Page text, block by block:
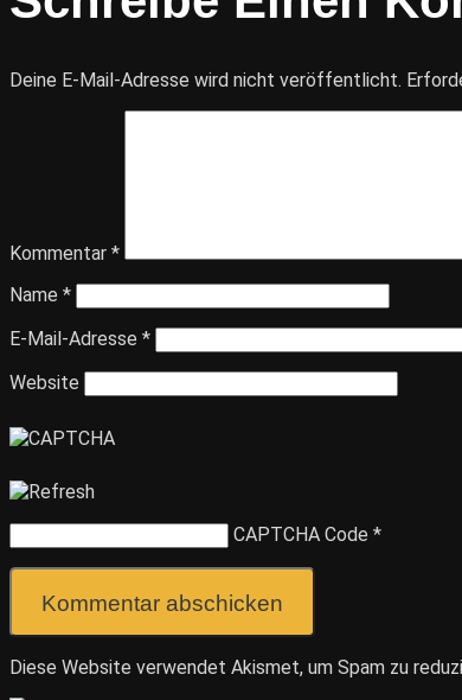
Deine E-Mail-Adresse wird nicht veröffentlicht.
Kommentar *
Name *
E-Mail-Adresse *
Website
CAPTCHA Code *
Diese Website verwendet Akismet, um Spam zu